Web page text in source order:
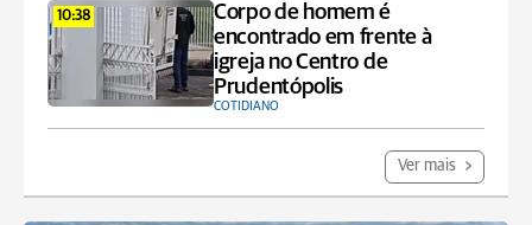
10:38
Corpo de homem é
encontrado em frente à
igreja no Centro de
Prudentópolis
COTIDIANO
Ver mais